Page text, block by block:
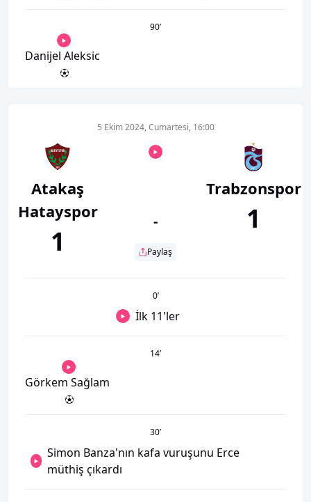
90’
Danijel Aleksic
Atakaş
Hatayspor
1
5 Ekim 2024, Cumartesi, 16:00
-
Paylaş
Trabzonspor
1
0’
İlk 11'ler
14’
Görkem Sağlam
30’
Simon Banza'nın kafa vuruşunu Erce
müthiş çıkardı